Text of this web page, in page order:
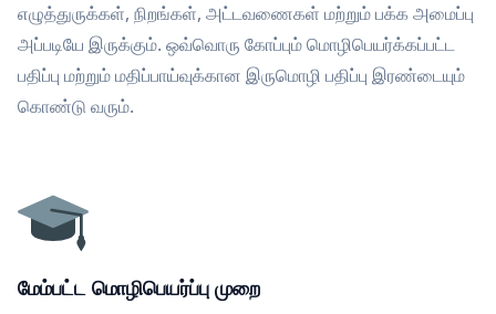
எழுத்துருக்கள், நிறங்கள், அட்டவணைகள் மற்றும் பக்க அமைப்பு
அப்படியே இருக்கும். ஒவ்வொரு கோப்பும் மொழிபெயர்க்கப்பட்ட
பதிப்பு மற்றும் மதிப்பாய்வுக்கான இருமொழி பதிப்பு இரண்டையும்
கொண்டு வரும்.
மேம்பட்ட மொழிபெயர்ப்பு முறை